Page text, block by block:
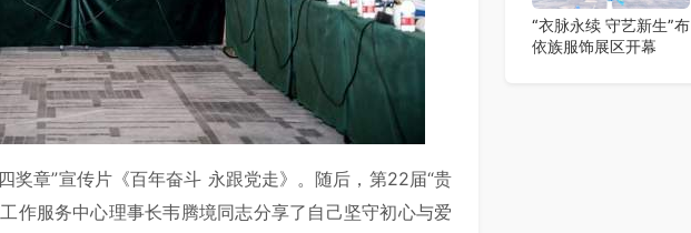
奖章”宣传片《百年奋斗 永跟党走》。随后，第22届“贵
作服务中心理事长韦腾境同志分享了自己坚守初心与爱
“衣脉永续 守艺新生”布
依族服饰展区开幕